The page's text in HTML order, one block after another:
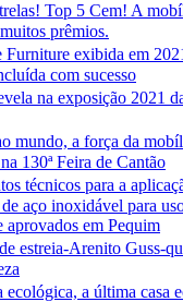
Top 5 Cem! A
prêmios.
Furniture exibida em
com sucesso
na exposição 2021
mundo, a força da
130ª Feira de Cantão
técnicos para a
aço inoxidável para
aprovados em Pequim
estreia-Arenito Guss-
ecológica, a última casa